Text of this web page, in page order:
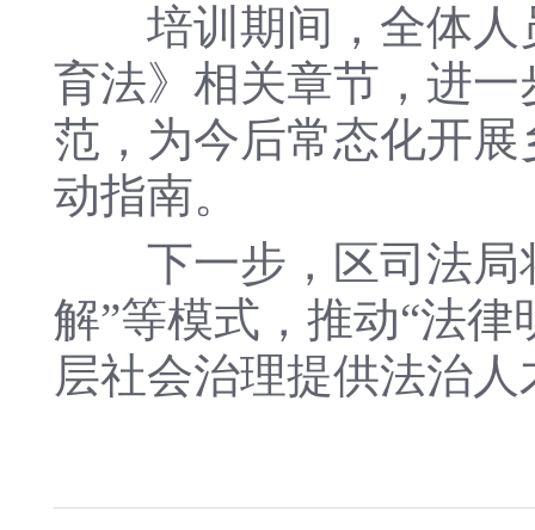
培训期间，全体人
育法》相关章节，进
范，为今后常态化开
动指南。
下一步，区司法局将
解”等模式，推动“法
层社会治理提供法治人